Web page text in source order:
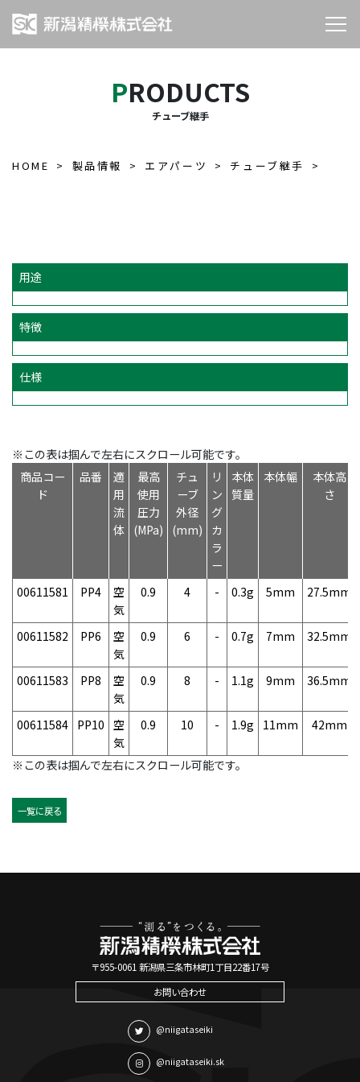
PRODUCTS
チューブ継手
HOME 製品情報 エアパーツ チューブ継手
用途
特徴
仕様
※この表は掴んで左右にスクロール可能です。
商品コー
ド
品番
適
用
流
体
最高
使用
圧力
(MPa)
チュ
ーブ
外径
(mm)
リ
ン
グ
カ
ラ
ー
本体
質量
本体幅
本体高
さ
00611581 PP4
空
気
0.9 4 - 0.3g 5mm 27.5mm
00611582 PP6
空
気
0.9 6 - 0.7g 7mm 32.5mm
00611583 PP8
空
気
0.9 8 - 1.1g 9mm 36.5mm
00611584 PP10
空
気
0.9 10 - 1.9g 11mm 42mm
※この表は掴んで左右にスクロール可能です。
一覧に戻る
〒955-0061 新潟県三条市林町1丁目22番17号
お問い合わせ
@niigataseiki
@niigataseiki.sk